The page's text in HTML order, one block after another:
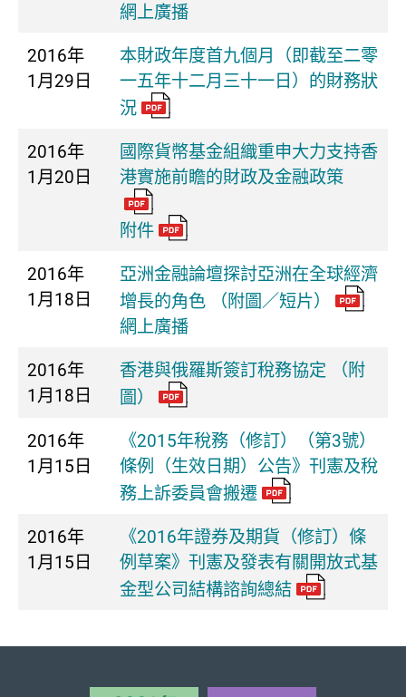
網上廣播
2016年
1月29日
本財政年度首九個月（即截至二零
一五年十二月三十一日）的財務狀
況
2016年
1月20日
國際貨幣基金組織重申大力支持香
港實施前瞻的財政及金融政策
附件
2016年
1月18日
亞洲金融論壇探討亞洲在全球經濟
增長的角色 （附圖／短片）
網上廣播
2016年
1月18日
香港與俄羅斯簽訂稅務協定 （附
圖）
2016年
1月15日
《2015年稅務（修訂）（第3號）
條例（生效日期）公告》刊憲及稅
務上訴委員會搬遷
2016年
1月15日
《2016年證券及期貨（修訂）條
例草案》刊憲及發表有關開放式基
金型公司結構諮詢總結
頁首